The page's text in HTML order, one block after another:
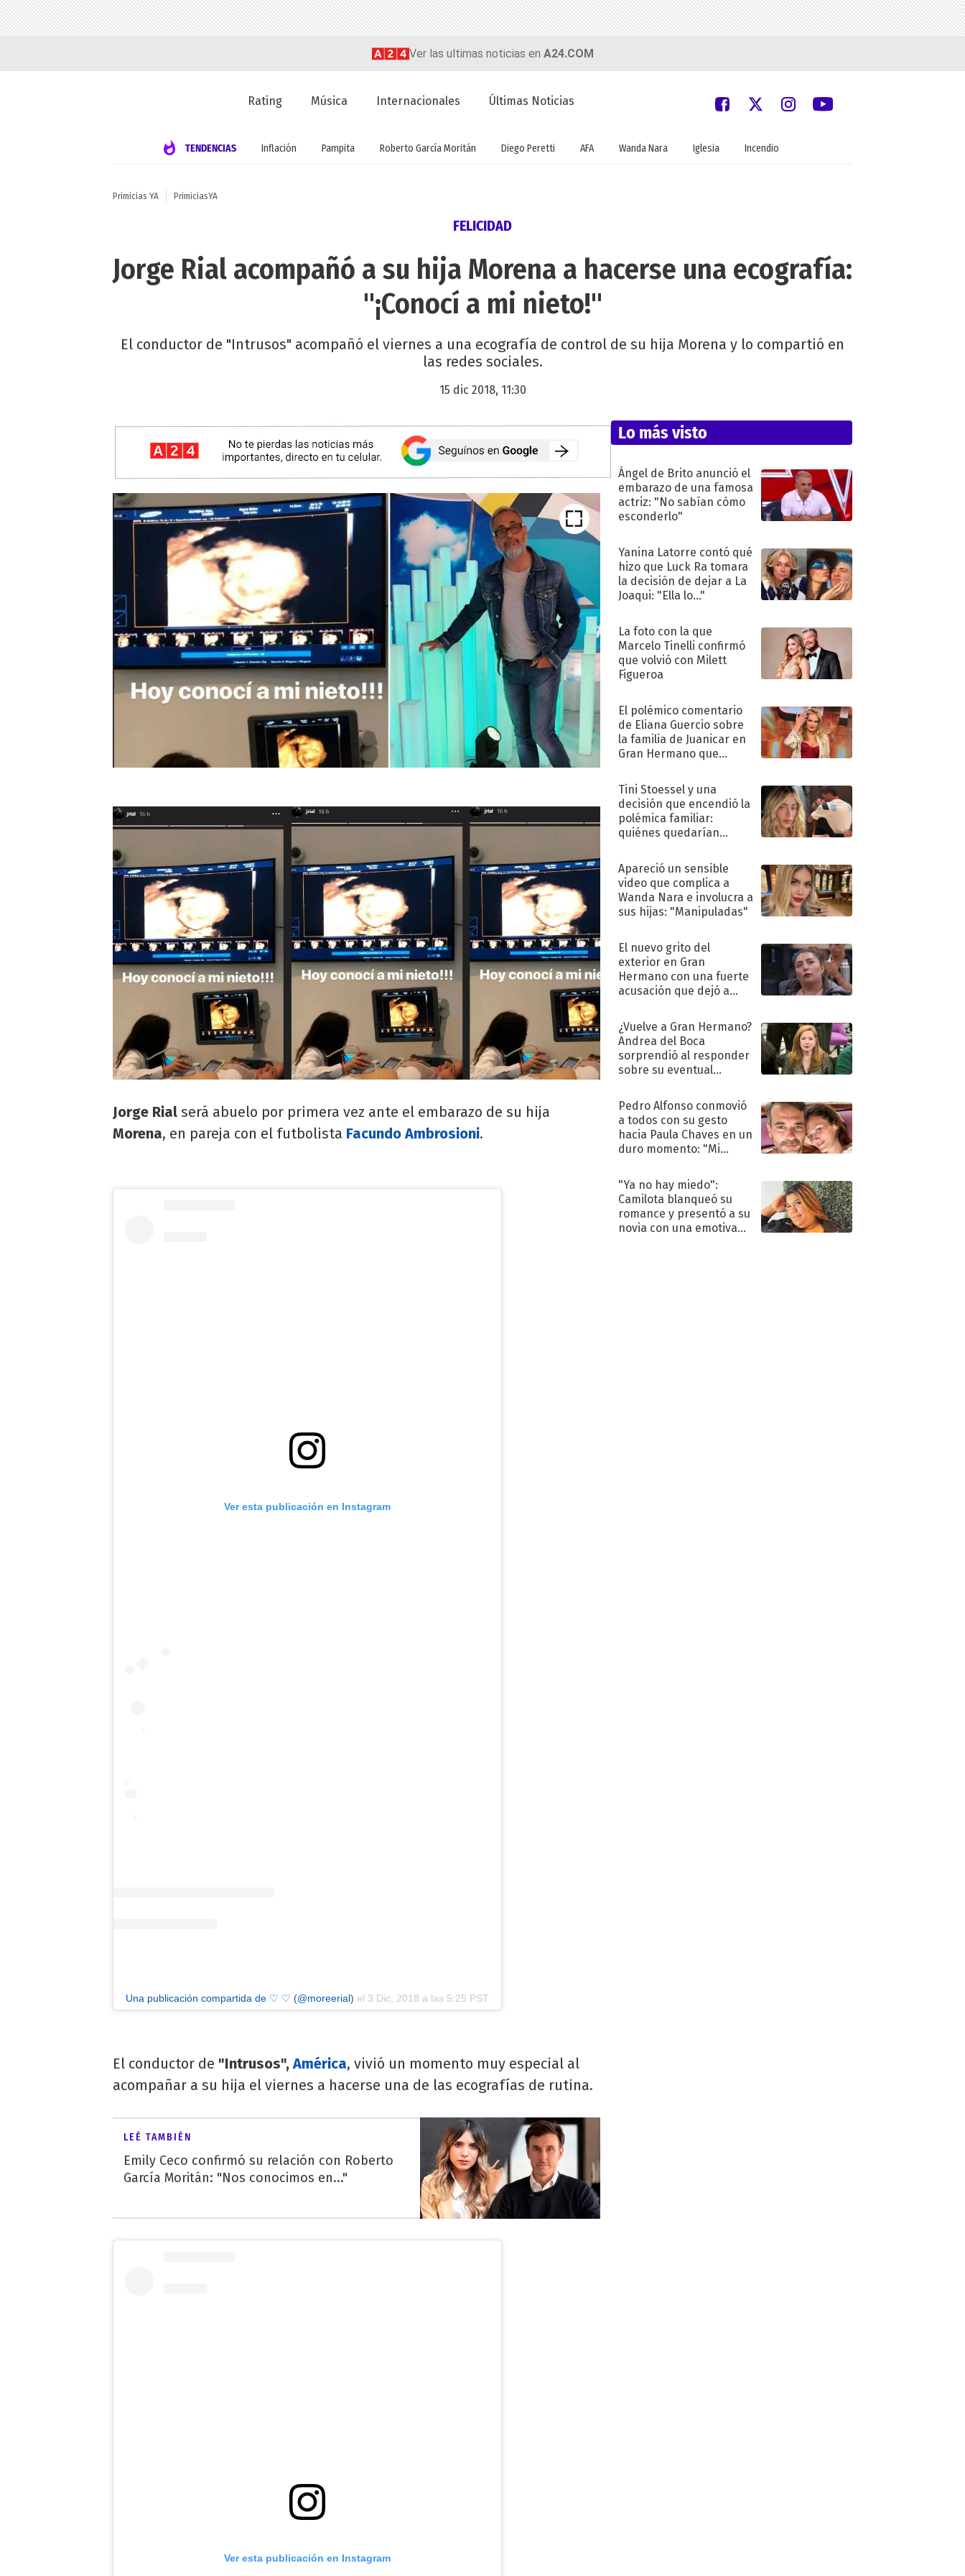
Ver las ultimas noticias en A24.COM
Rating Música Internacionales Últimas Noticias
TENDENCIAS Inflación Pampita Roberto García Moritán Diego Peretti AFA Wanda Nara Iglesia Incendio
Primicias YA PrimiciasYA
FELICIDAD
Jorge Rial acompañó a su hija Morena a hacerse una ecografía:
"¡Conocí a mi nieto!"
El conductor de "Intrusos" acompañó el viernes a una ecografía de control de su hija Morena y lo compartió en
las redes sociales.
15 dic 2018, 11:30
Jorge Rial será abuelo por primera vez ante el embarazo de su hija
Morena, en pareja con el futbolista Facundo Ambrosioni.
Ver esta publicación en Instagram
Una publicación compartida de ♡ ♡ (@moreerial) el 3 Dic, 2018 a las 5:25 PST
El conductor de "Intrusos",América, vivió un momento muy especial al
acompañar a su hija el viernes a hacerse una de las ecografías de rutina.
LEÉ TAMBIÉN
Emily Ceco confirmó su relación con Roberto
García Moritán: "Nos conocimos en..."
Ver esta publicación en Instagram
Lo más visto
Ángel de Brito anunció el
embarazo de una famosa
actriz: "No sabían cómo
esconderlo"
Yanina Latorre contó qué
hizo que Luck Ra tomara
la decisión de dejar a La
Joaqui: "Ella lo..."
La foto con la que
Marcelo Tinelli confirmó
que volvió con Milett
Figueroa
El polémico comentario
de Eliana Guercio sobre
la familia de Juanicar en
Gran Hermano que
Tini Stoessel y una
decisión que encendió la
polémica familiar:
quiénes quedarían
Apareció un sensible
video que complica a
Wanda Nara e involucra a
sus hijas: "Manipuladas"
El nuevo grito del
exterior en Gran
Hermano con una fuerte
acusación que dejó a
"Traidora"
¿Vuelve a Gran Hermano?
Andrea del Boca
sorprendió al responder
sobre su eventual
Pedro Alfonso conmovió
a todos con su gesto
hacia Paula Chaves en un
duro momento: "Mi
terapéutico"
"Ya no hay miedo":
Camilota blanqueó su
romance y presentó a su
novia con una emotiva